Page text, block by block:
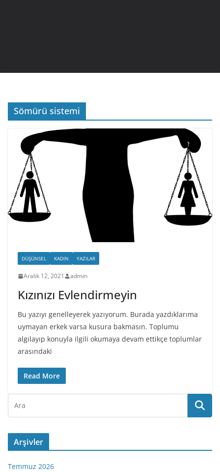
Sömürü sistemi
DÜŞÜNSEL KADIN YAZILAR
Aralık 12, 2021 admin
Kızınızı Evlendirmeyin
Bu yazıyı genelleyerek yazıyorum. Burada yazdıklarıma
uymayan erkek varsa kusura bakmasın. Toplumu
algılayıp konuyla ilgili okumaya devam ettikçe toplumlar
arasındaki
Read More
Arşivler
Temmuz 2026